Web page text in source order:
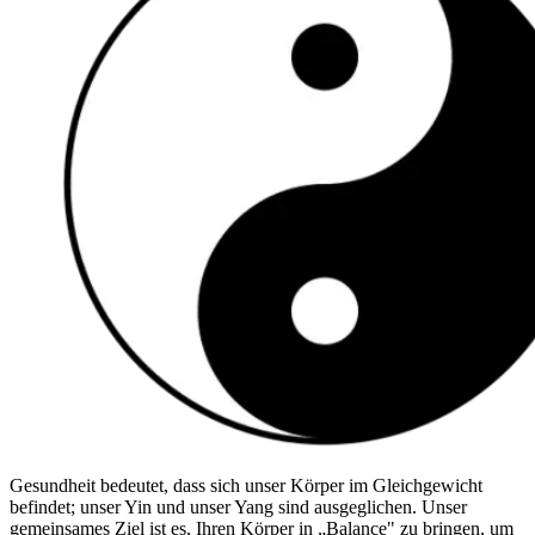
Gesundheit bedeutet, dass sich unser Körper im Gleichgewicht
befindet; unser Yin und unser Yang sind ausgeglichen. Unser
gemeinsames Ziel ist es, Ihren Körper in „Balance" zu bringen, um